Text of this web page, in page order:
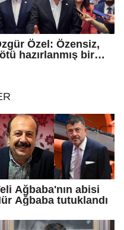
Özel: Özensiz,
hazırlanmış bir
Ağbaba'nın abisi
Ağbaba tutuklandı